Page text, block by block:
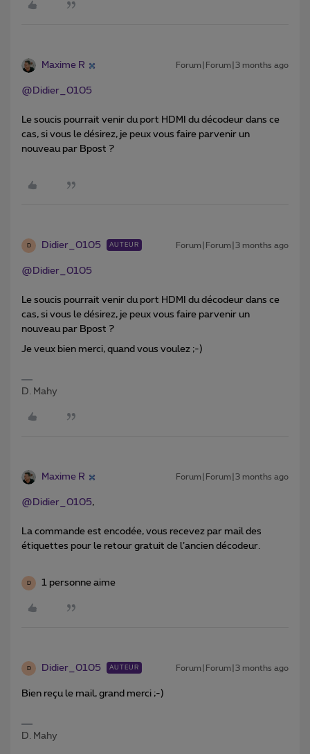
Maxime R Forum|Forum|3 months ago
@Didier_0105
Le soucis pourrait venir du port HDMI du décodeur dans ce
cas, si vous le désirez, je peux vous faire parvenir un
nouveau par Bpost ?
D Didier_0105 AUTEUR Forum|Forum|3 months ago
@Didier_0105
Le soucis pourrait venir du port HDMI du décodeur dans ce
cas, si vous le désirez, je peux vous faire parvenir un
nouveau par Bpost ?
Je veux bien merci, quand vous voulez ;-)
D. Mahy
Maxime R Forum|Forum|3 months ago
@Didier_0105,
La commande est encodée, vous recevez par mail des
étiquettes pour le retour gratuit de l’ancien décodeur.
D 1 personne aime
D Didier_0105 AUTEUR Forum|Forum|3 months ago
Bien reçu le mail, grand merci ;-)
D. Mahy